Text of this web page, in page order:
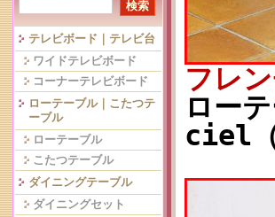
テレビボード｜テレビ台
ワイドテレビボード
コーナーテレビボード
ローテーブル｜こたつテ
ーブル
ローテーブル
こたつテーブル
ダイニングテーブル
ダイニングセット
フレ
ロー
ciel（